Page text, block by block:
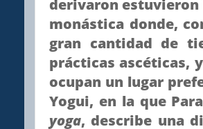
derivaron
monástica donde,
gran cantidad de
prácticas ascéticas,
ocupan un lugar
Yogui, en la que
yoga, describe una